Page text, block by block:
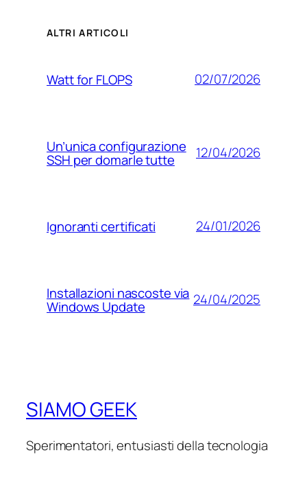
ALTRI ARTICOLI
Watt for FLOPS 02/07/2026
Un’unica configurazione
SSH per domarle tutte 12/04/2026
Ignoranti certificati 24/01/2026
Installazioni nascoste via
Windows Update 24/04/2025
SIAMO GEEK
Sperimentatori, entusiasti della tecnologia